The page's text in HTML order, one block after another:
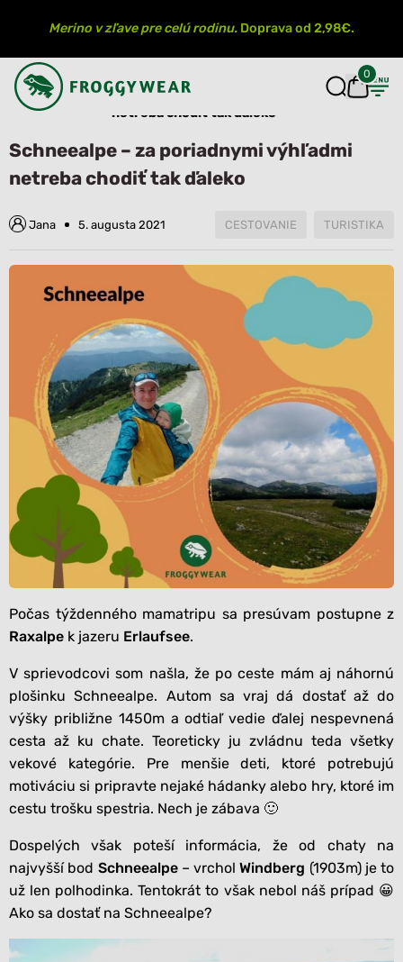
Merino v zľave pre celú rodinu. Doprava od 2,98€.
0
Úvod
Schneealpe – za poriadnymi výhľadmi
netreba chodiť tak ďaleko
Schneealpe – za poriadnymi výhľadmi
netreba chodiť tak ďaleko
Jana 5. augusta 2021 CESTOVANIE TURISTIKA
Počas týždenného mamatripu sa presúvam postupne z
Raxalpe k jazeru Erlaufsee.
V sprievodcovi som našla, že po ceste mám aj náhornú
plošinku Schneealpe. Autom sa vraj dá dostať až do
výšky približne 1450m a odtiaľ vedie ďalej nespevnená
cesta až ku chate. Teoreticky ju zvládnu teda všetky
vekové kategórie. Pre menšie deti, ktoré potrebujú
motiváciu si pripravte nejaké hádanky alebo hry, ktoré im
cestu trošku spestria. Nech je zábava 🙂
Dospelých však poteší informácia, že od chaty na
najvyšší bod Schneealpe– vrcholWindberg (1903m) je to
už len polhodinka. Tentokrát to však nebol náš prípad 😀
Ako sa dostať na Schneealpe?